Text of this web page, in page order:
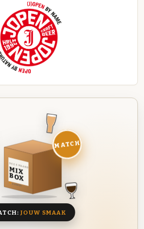
DEZE MAAND
MIX
BOX
8 BIEREN
MATCH
JOUW SMAAK